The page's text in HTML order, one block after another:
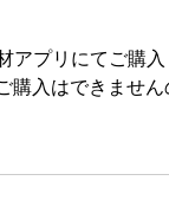
アプリにてご購
入はできません